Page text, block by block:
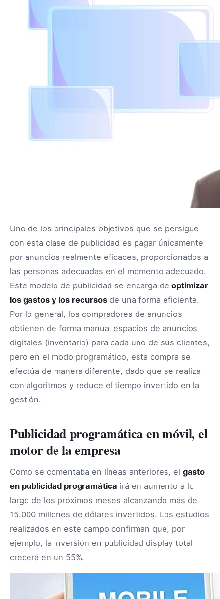
Uno de los principales objetivos que se persigue
con esta clase de publicidad es pagar únicamente
por anuncios realmente eficaces, proporcionados a
las personas adecuadas en el momento adecuado.
Este modelo de publicidad se encarga de optimizar
los gastos y los recursos de una forma eficiente.
Por lo general, los compradores de anuncios
obtienen de forma manual espacios de anuncios
digitales (inventario) para cada uno de sus clientes,
pero en el modo programático, esta compra se
efectúa de manera diferente, dado que se realiza
con algoritmos y reduce el tiempo invertido en la
gestión.
Publicidad programática en móvil, el
motor de la empresa
Como se comentaba en líneas anteriores, el gasto
en publicidad programática irá en aumento a lo
largo de los próximos meses alcanzando más de
15.000 millones de dólares invertidos. Los estudios
realizados en este campo confirman que, por
ejemplo, la inversión en publicidad display total
crecerá en un 55%.